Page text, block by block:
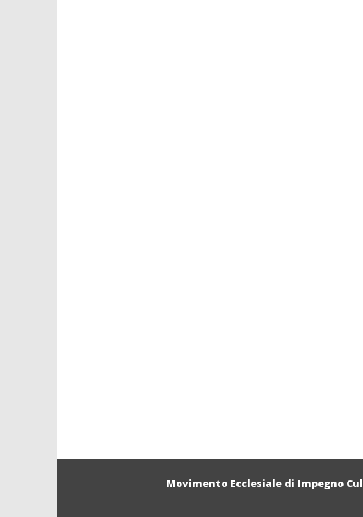
Movimento Ecclesiale di Impegno